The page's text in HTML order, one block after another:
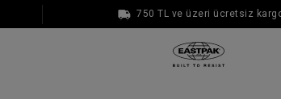
750 TL ve üzeri ücretsiz
1000 TL ve üzeri ücretsiz kargo